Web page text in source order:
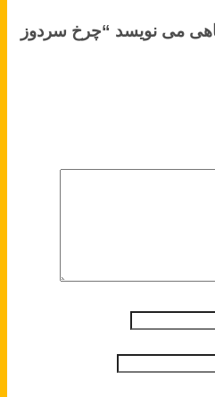
می نویسد “چرخ سردوز